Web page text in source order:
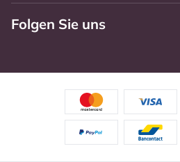
Folgen Sie uns